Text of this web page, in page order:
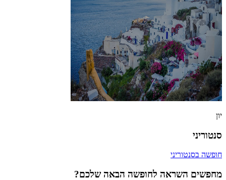
יון
סנטוריני
חופשה בסנטוריני
מחפשים השראה לחופשה הבאה שלכם?